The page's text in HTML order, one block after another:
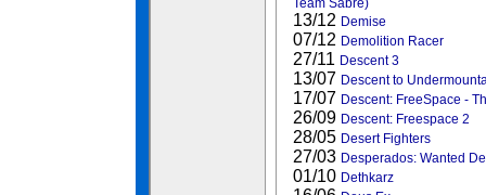
Team Sabre)
13/12 Demise
07/12 Demolition Racer
27/11 Descent 3
13/07 Descent to
17/07 Descent: FreeSpace -
26/09 Descent: Freespace 2
28/05 Desert Fighters
27/03 Desperados: Wanted
01/10 Dethkarz